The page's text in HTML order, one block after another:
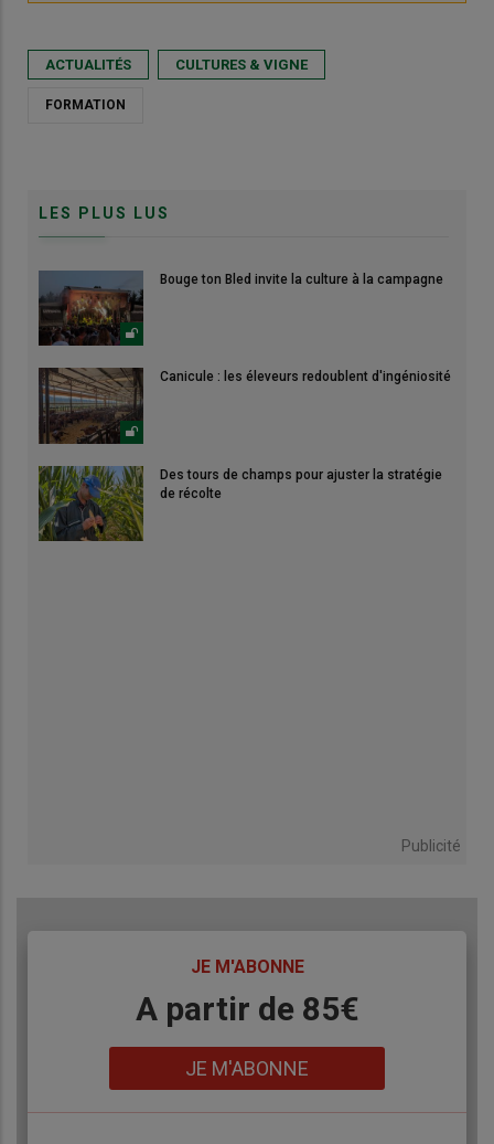
ACTUALITÉS CULTURES & VIGNE
FORMATION
LES PLUS LUS
Bouge ton Bled invite la culture à la campagne
Canicule : les éleveurs redoublent d'ingéniosité
Des tours de champs pour ajuster la stratégie
de récolte
Publicité
JE M'ABONNE
A partir de 85€
JE M'ABONNE